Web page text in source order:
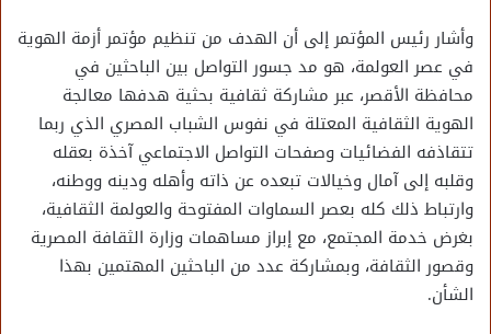
وأشار رئيس المؤتمر إلى أن الهدف من تنظيم مؤتمر أزمة الهوية
في عصر العولمة، هو مد جسور التواصل بين الباحثين في
محافظة الأقصر، عبر مشاركة ثقافية بحثية هدفها معالجة
الهوية الثقافية المعتلة في نفوس الشباب المصري الذي ربما
تتقاذفه الفضائيات وصفحات التواصل الاجتماعي آخذة بعقله
وقلبه إلى آمال وخيالات تبعده عن ذاته وأهله ودينه ووطنه،
وارتباط ذلك كله بعصر السماوات المفتوحة والعولمة الثقافية،
بغرض خدمة المجتمع، مع إبراز مساهمات وزارة الثقافة المصرية
وقصور الثقافة، وبمشاركة عدد من الباحثين المهتمين بهذا
الشأن.